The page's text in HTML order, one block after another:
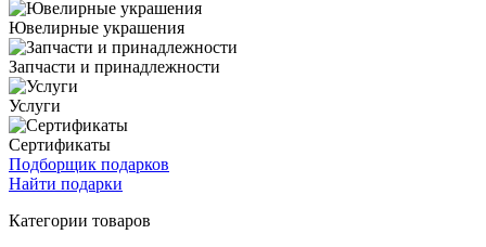
Ювелирные украшения
Запчасти и принадлежности
Услуги
Сертификаты
Подборщик подарков
Найти подарки
Категории товаров